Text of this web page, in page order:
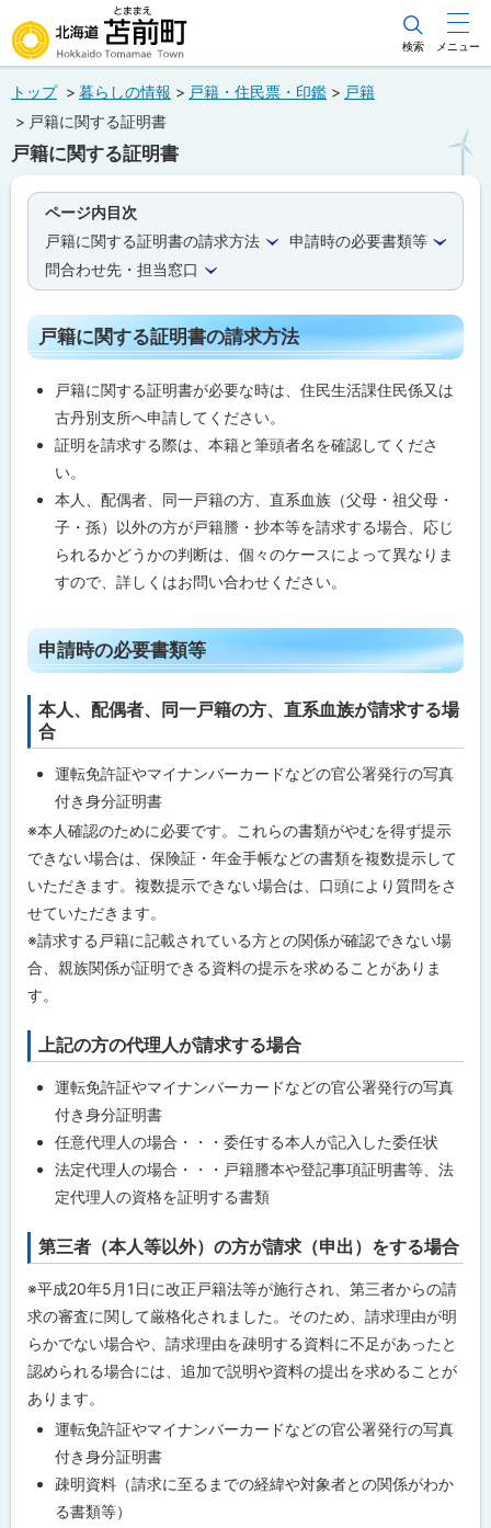
文
メ
ュ
北海道苫前町
Hokkaido Tomamae Town
検索 メニュー
トップ 暮らしの情報 戸籍・住民票・印鑑
戸籍
戸籍に関する証明書
戸籍に関する証明書
ページ内目次
戸籍に関する証明書の請求方法
申請時の必要書類等
問合わせ先・担当窓口
戸籍に関する証明書の請求方法
戸籍に関する証明書が必要な時は、住民生活課住民係又は
古丹別支所へ申請してください。
証明を請求する際は、本籍と筆頭者名を確認してくださ
い。
本人、配偶者、同一戸籍の方、直系血族（父母・祖父母・
子・孫）以外の方が戸籍謄・抄本等を請求する場合、応じ
られるかどうかの判断は、個々のケースによって異なりま
すので、詳しくはお問い合わせください。
ト
ッ
プ
に
戻
る
申請時の必要書類等
本人、配偶者、同一戸籍の方、直系血族が請求する場
合
運転免許証やマイナンバーカードなどの官公署発行の写真
付き身分証明書
※本人確認のために必要です。これらの書類がやむを得ず提示
できない場合は、保険証・年金手帳などの書類を複数提示して
いただきます。複数提示できない場合は、口頭により質問をさ
せていただきます。
※請求する戸籍に記載されている方との関係が確認できない場
合、親族関係が証明できる資料の提示を求めることがありま
す。
上記の方の代理人が請求する場合
運転免許証やマイナンバーカードなどの官公署発行の写真
付き身分証明書
任意代理人の場合・・・委任する本人が記入した委任状
法定代理人の場合・・・戸籍謄本や登記事項証明書等、法
定代理人の資格を証明する書類
第三者（本人等以外）の方が請求（申出）をする場合
※平成20年5月1日に改正戸籍法等が施行され、第三者からの請
求の審査に関して厳格化されました。そのため、請求理由が明
らかでない場合や、請求理由を疎明する資料に不足があったと
認められる場合には、追加で説明や資料の提出を求めることが
あります。
運転免許証やマイナンバーカードなどの官公署発行の写真
付き身分証明書
疎明資料（請求に至るまでの経緯や対象者との関係がわか
る書類等）